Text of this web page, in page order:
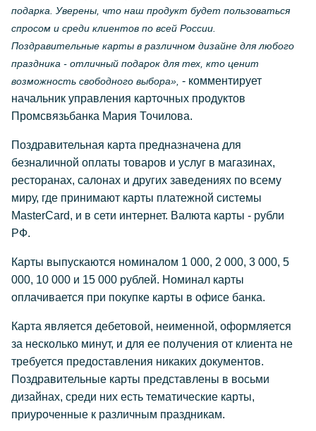
подарка. Уверены, что наш продукт будет пользоваться
спросом и среди клиентов по всей России.
Поздравительные карты в различном дизайне для любого
праздника - отличный подарок для тех, кто ценит
возможность свободного выбора», - комментирует
начальник управления карточных продуктов
Промсвязьбанка Мария Точилова.
Поздравительная карта предназначена для
безналичной оплаты товаров и услуг в магазинах,
ресторанах, салонах и других заведениях по всему
миру, где принимают карты платежной системы
MasterCard, и в сети интернет. Валюта карты - рубли
РФ.
Карты выпускаются номиналом 1 000, 2 000, 3 000, 5
000, 10 000 и 15 000 рублей. Номинал карты
оплачивается при покупке карты в офисе банка.
Карта является дебетовой, неименной, оформляется
за несколько минут, и для ее получения от клиента не
требуется предоставления никаких документов.
Поздравительные карты представлены в восьми
дизайнах, среди них есть тематические карты,
приуроченные к различным праздникам.